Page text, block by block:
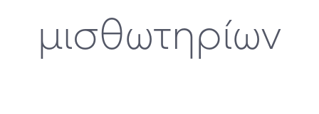
μισθωτηρίων